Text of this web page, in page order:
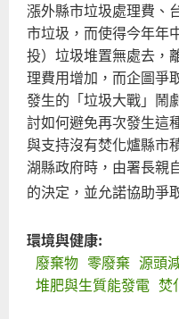
漲外縣市垃圾處理費、
市垃圾，而使得今年年
投）垃圾堆置無處去，
理費用增加，而企圖爭
發生的「垃圾大戰」鬧
討如何避免再次發生這
與支持沒有焚化爐縣市
湖縣政府時，由署長親
的決定，並允諾協助爭
環境與健康:
廢棄物 零廢棄 源頭
堆肥與生質能發電 焚